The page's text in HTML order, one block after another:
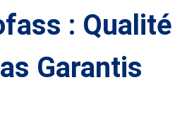
: Qualité
Garantis